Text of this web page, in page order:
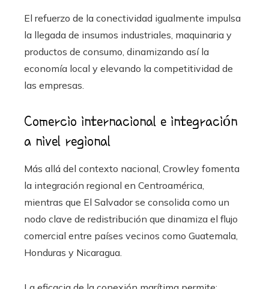
El refuerzo de la conectividad igualmente impulsa
la llegada de insumos industriales, maquinaria y
productos de consumo, dinamizando así la
economía local y elevando la competitividad de
las empresas.
Comercio internacional e integración
a nivel regional
Más allá del contexto nacional, Crowley fomenta
la integración regional en Centroamérica,
mientras que El Salvador se consolida como un
nodo clave de redistribución que dinamiza el flujo
comercial entre países vecinos como Guatemala,
Honduras y Nicaragua.